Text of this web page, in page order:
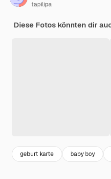
tapilipa
Diese Fotos könnten dir
geburt karte baby boy